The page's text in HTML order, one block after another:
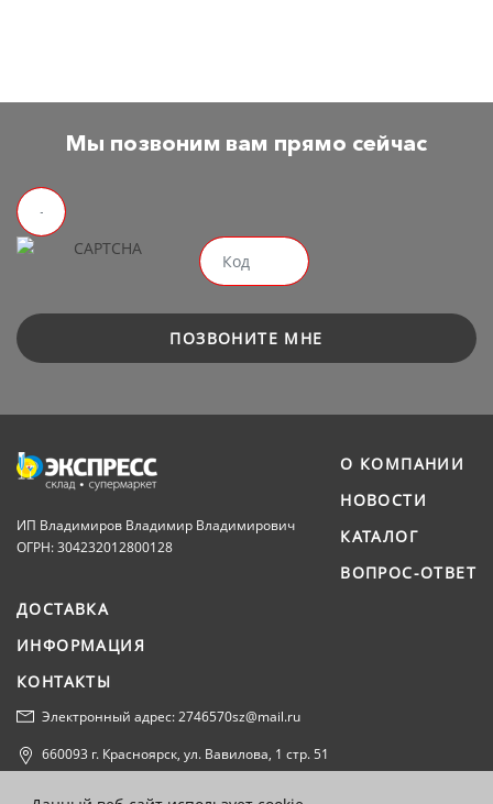
Мы позвоним вам прямо сейчас
ПОЗВОНИТЕ МНЕ
ИП Владимиров Владимир Владимирович
ОГРН: 304232012800128
О КОМПАНИИ
НОВОСТИ
КАТАЛОГ
ВОПРОС-ОТВЕТ
ДОСТАВКА
ИНФОРМАЦИЯ
КОНТАКТЫ
Электронный адрес: 2746570sz@mail.ru
660093 г. Красноярск, ул. Вавилова, 1 стр. 51